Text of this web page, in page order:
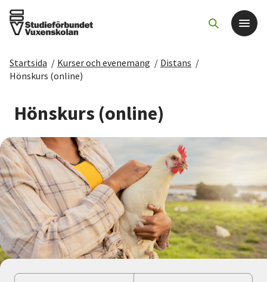
Det här gör vi
För dig som
Sök kurser och evenemang
Om SV
Starta studiecirkel
Cirkelledare
Nyheter
Startsida / Kurser och evenemang / Distans /
Hönskurs (online)
Hönskurs (online)